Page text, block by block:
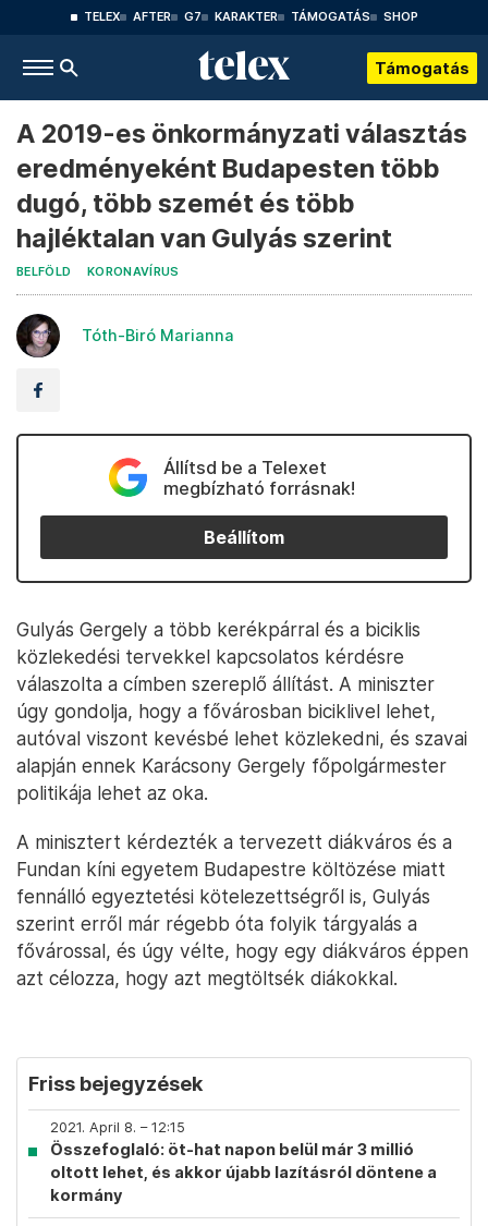
TELEX AFTER G7 KARAKTER TÁMOGATÁS SHOP
Támogatás
A 2019-es önkormányzati választás
eredményeként Budapesten több
dugó, több szemét és több
hajléktalan van Gulyás szerint
BELFÖLD KORONAVÍRUS
Tóth-Biró Marianna
Állítsd be a Telexet
megbízható forrásnak!
Beállítom
Gulyás Gergely a több kerékpárral és a biciklis
közlekedési tervekkel kapcsolatos kérdésre
válaszolta a címben szereplő állítást. A miniszter
úgy gondolja, hogy a fővárosban biciklivel lehet,
autóval viszont kevésbé lehet közlekedni, és szavai
alapján ennek Karácsony Gergely főpolgármester
politikája lehet az oka.
A minisztert kérdezték a tervezett diákváros és a
Fundan kíni egyetem Budapestre költözése miatt
fennálló egyeztetési kötelezettségről is, Gulyás
szerint erről már régebb óta folyik tárgyalás a
fővárossal, és úgy vélte, hogy egy diákváros éppen
azt célozza, hogy azt megtöltsék diákokkal.
Friss bejegyzések
2021. April 8. – 12:15
Összefoglaló: öt-hat napon belül már 3 millió
oltott lehet, és akkor újabb lazításról döntene a
kormány